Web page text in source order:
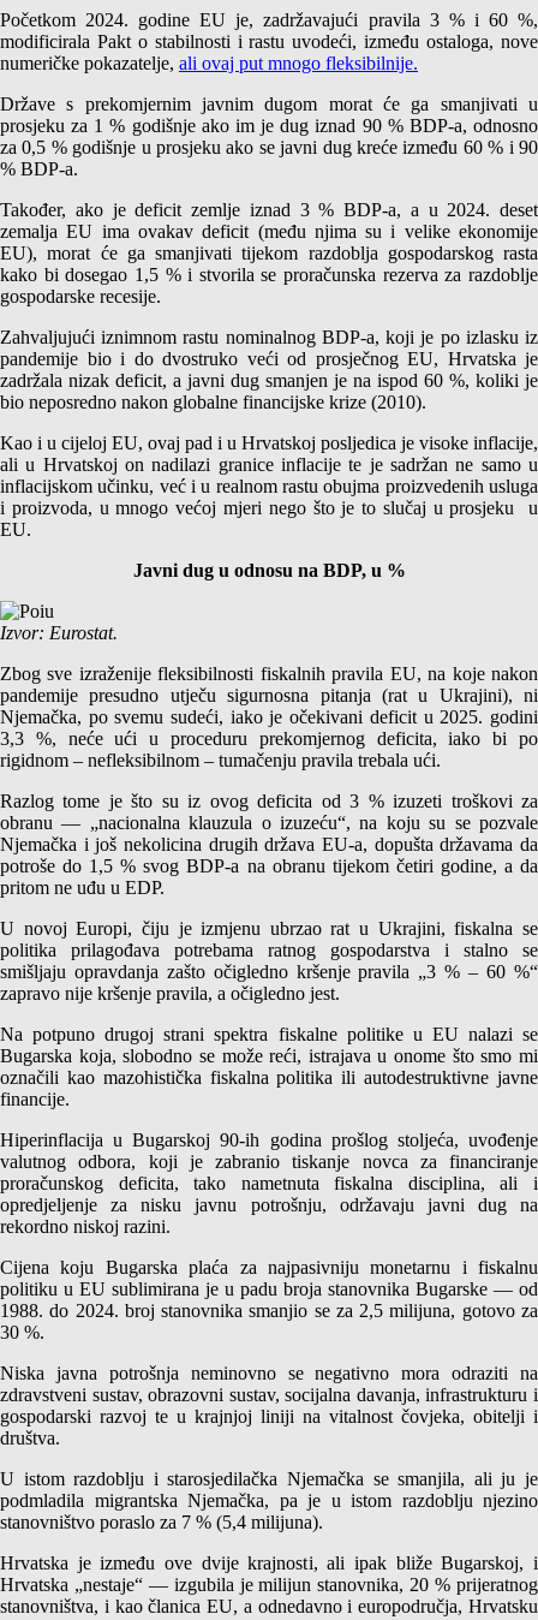
Početkom 2024. godine EU je, zadržavajući pravila 3 % i 60 %,
modificirala Pakt o stabilnosti i rastu uvodeći, između ostaloga, nove
numeričke pokazatelje, ali ovaj put mnogo fleksibilnije.
Države s prekomjernim javnim dugom morat će ga smanjivati u
prosjeku za 1 % godišnje ako im je dug iznad 90 % BDP-a, odnosno
za 0,5 % godišnje u prosjeku ako se javni dug kreće između 60 % i 90
% BDP-a.
Također, ako je deficit zemlje iznad 3 % BDP-a, a u 2024. deset
zemalja EU ima ovakav deficit (među njima su i velike ekonomije
EU), morat će ga smanjivati tijekom razdoblja gospodarskog rasta
kako bi dosegao 1,5 % i stvorila se proračunska rezerva za razdoblje
gospodarske recesije.
Zahvaljujući iznimnom rastu nominalnog BDP-a, koji je po izlasku iz
pandemije bio i do dvostruko veći od prosječnog EU, Hrvatska je
zadržala nizak deficit, a javni dug smanjen je na ispod 60 %, koliki je
bio neposredno nakon globalne financijske krize (2010).
Kao i u cijeloj EU, ovaj pad i u Hrvatskoj posljedica je visoke inflacije,
ali u Hrvatskoj on nadilazi granice inflacije te je sadržan ne samo u
inflacijskom učinku, već i u realnom rastu obujma proizvedenih usluga
i proizvoda, u mnogo većoj mjeri nego što je to slučaj u prosjeku u
EU.
Javni dug u odnosu na BDP, u %
Izvor: Eurostat.
Zbog sve izraženije fleksibilnosti fiskalnih pravila EU, na koje nakon
pandemije presudno utječu sigurnosna pitanja (rat u Ukrajini), ni
Njemačka, po svemu sudeći, iako je očekivani deficit u 2025. godini
3,3 %, neće ući u proceduru prekomjernog deficita, iako bi po
rigidnom – nefleksibilnom – tumačenju pravila trebala ući.
Razlog tome je što su iz ovog deficita od 3 % izuzeti troškovi za
obranu — „nacionalna klauzula o izuzeću“, na koju su se pozvale
Njemačka i još nekolicina drugih država EU-a, dopušta državama da
potroše do 1,5 % svog BDP-a na obranu tijekom četiri godine, a da
pritom ne uđu u EDP.
U novoj Europi, čiju je izmjenu ubrzao rat u Ukrajini, fiskalna se
politika prilagođava potrebama ratnog gospodarstva i stalno se
smišljaju opravdanja zašto očigledno kršenje pravila „3 % – 60 %“
zapravo nije kršenje pravila, a očigledno jest.
Na potpuno drugoj strani spektra fiskalne politike u EU nalazi se
Bugarska koja, slobodno se može reći, istrajava u onome što smo mi
označili kao mazohistička fiskalna politika ili autodestruktivne javne
financije.
Hiperinflacija u Bugarskoj 90-ih godina prošlog stoljeća, uvođenje
valutnog odbora, koji je zabranio tiskanje novca za financiranje
proračunskog deficita, tako nametnuta fiskalna disciplina, ali i
opredjeljenje za nisku javnu potrošnju, održavaju javni dug na
rekordno niskoj razini.
Cijena koju Bugarska plaća za najpasivniju monetarnu i fiskalnu
politiku u EU sublimirana je u padu broja stanovnika Bugarske — od
1988. do 2024. broj stanovnika smanjio se za 2,5 milijuna, gotovo za
30 %.
Niska javna potrošnja neminovno se negativno mora odraziti na
zdravstveni sustav, obrazovni sustav, socijalna davanja, infrastrukturu i
gospodarski razvoj te u krajnjoj liniji na vitalnost čovjeka, obitelji i
društva.
U istom razdoblju i starosjedilačka Njemačka se smanjila, ali ju je
podmladila migrantska Njemačka, pa je u istom razdoblju njezino
stanovništvo poraslo za 7 % (5,4 milijuna).
Hrvatska je između ove dvije krajnosti, ali ipak bliže Bugarskoj, i
Hrvatska „nestaje“ — izgubila je milijun stanovnika, 20 % prijeratnog
stanovništva, i kao članica EU, a odnedavno i europodručja, Hrvatsku